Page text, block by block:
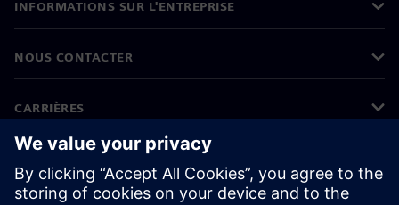
INFORMATIONS SUR L'ENTREPRISE
NOUS CONTACTER
CARRIÈRES
©Siemens 2026